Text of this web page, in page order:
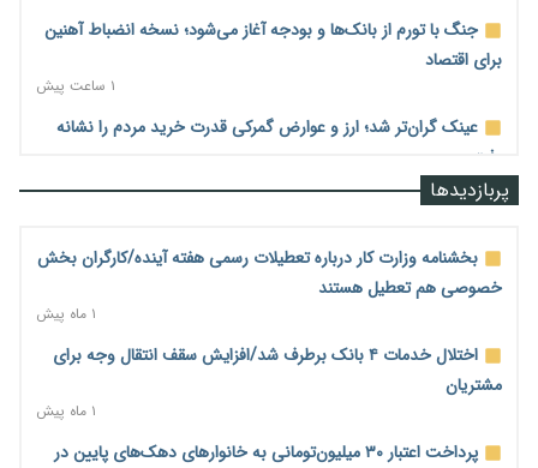
جنگ با تورم از بانک‌ها و بودجه آغاز می‌شود؛ نسخه انضباط آهنین
برای اقتصاد
۱ ساعت پیش
عینک گران‌تر شد؛ ارز و عوارض گمرکی قدرت خرید مردم را نشانه
رفت
۲ ساعت پیش
پیام‌رسان‌های ایرانی در مسیر ورود به بورس؛ عرضه اولیه یک
۲ ساعت پیش
هشدار درباره کاهش عرضه مسکن اجاره‌ای؛ دولت واحدهای خود را
۲۲ ساعت پیش
پربازدیدها
بخشنامه وزارت کار درباره تعطیلات رسمی هفته آینده/کارگران بخش
خصوصی هم تعطیل هستند
۱ ماه پیش
اختلال خدمات ۴ بانک برطرف شد/افزایش سقف انتقال وجه برای
مشتریان
۱ ماه پیش
پرداخت اعتبار ۳۰ میلیون‌تومانی به خانوارهای دهک‌های پایین در